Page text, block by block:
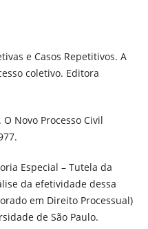
e Casos Repetitivos. A
coletivo. Editora
O Novo Processo Civil
Especial – Tutela da
da efetividade dessa
em Direito Processual)
de São Paulo.